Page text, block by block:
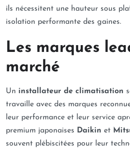
ils nécessitent une hauteur sous
isolation performante des gaines.
Les marques
marché
Un installateur de climatisation
travaille avec des marques
leur performance et leur service
premium japonaises Daikin et
souvent plébiscitées pour leur